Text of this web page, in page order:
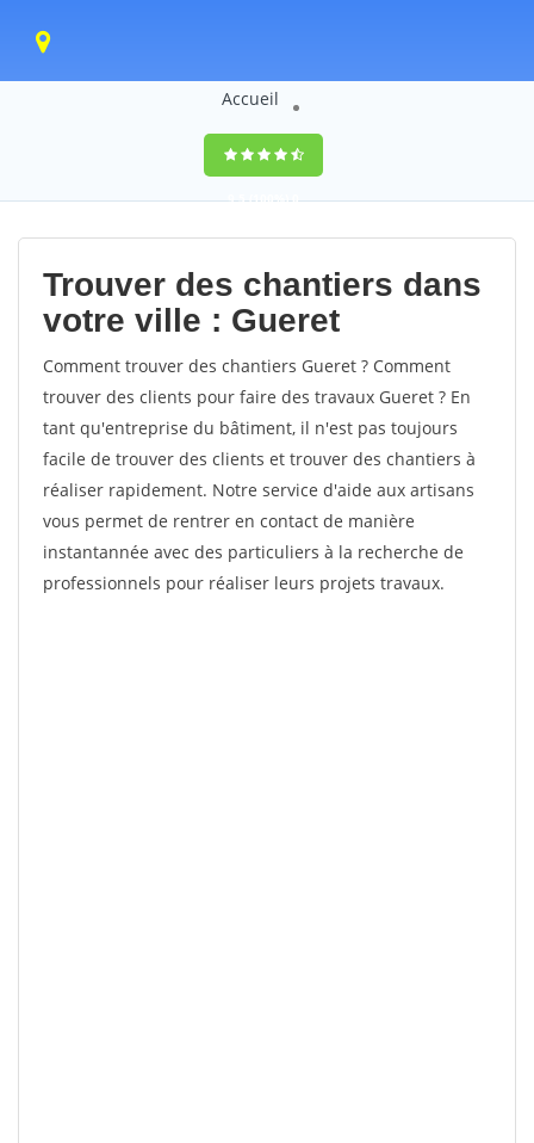
Accueil
9,5(100%)0
votes
Trouver des chantiers dans
votre ville : Gueret
Comment trouver des chantiers Gueret ? Comment
trouver des clients pour faire des travaux Gueret ? En
tant qu'entreprise du bâtiment, il n'est pas toujours
facile de trouver des clients et trouver des chantiers à
réaliser rapidement. Notre service d'aide aux artisans
vous permet de rentrer en contact de manière
instantannée avec des particuliers à la recherche de
professionnels pour réaliser leurs projets travaux.